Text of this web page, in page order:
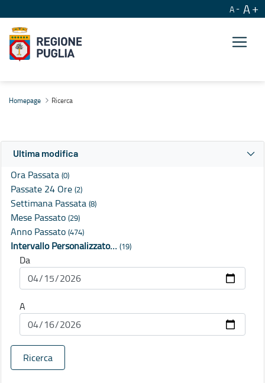
A A
Homepage Ricerca
Ultima modifica
Ora Passata (0)
Passate 24 Ore (2)
Settimana Passata (8)
Mese Passato (29)
Anno Passato (474)
Intervallo Personalizzato… (19)
Da
A
Ricerca